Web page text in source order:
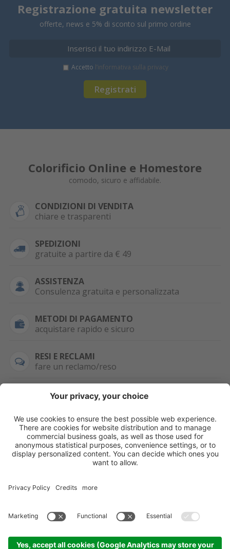
Registrazione gratuita newsletter
offerte, news e 5% di sconto sul primo ordine
Registrati
Accetto l’informativa sulla privacy
Colorificio Online e Homestore
comodo, sicuro e affidabile.
CONDIZIONI DI VENDITA
chiare e trasparenti
SPEDIZIONI
gratuite a partire da € 49
ASSISTENZA
Consulenza gratuita e personalizzata
METODI DI PAGAMENTO
acquistare rapido e sicuro
RESI E RECLAMI
fare un reclamo/reso
SEMPRE DISPONIBILE
0471 506798
WHATSAPP
+39 376 2951129
Credits
Sitemap Informativa privacy
Impostazioni cookie
HAI LA PARTITA
IVA?
Per ordini, offerte,
prezzi speciali e
ulteriori articoli